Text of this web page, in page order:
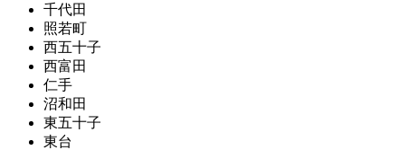
千代田
照若町
西五十子
西富田
仁手
沼和田
東五十子
東台